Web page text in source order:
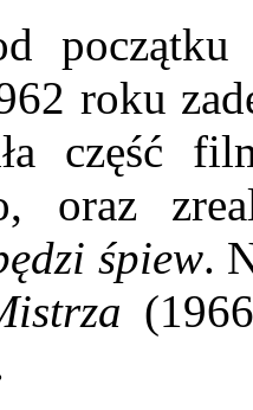
roku
część
oraz
śpiew.